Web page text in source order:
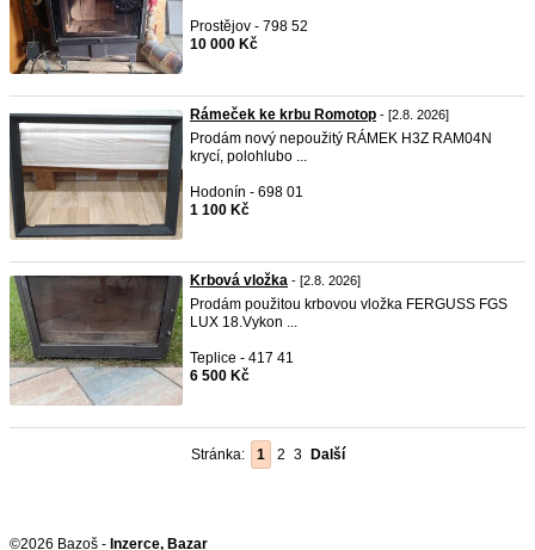
Prostějov - 798 52
10 000 Kč
Rámeček ke krbu Romotop - [2.8. 2026]
Prodám nový nepoužitý RÁMEK H3Z RAM04N
krycí, polohlubo ...
Hodonín - 698 01
1 100 Kč
Krbová vložka - [2.8. 2026]
Prodám použitou krbovou vložka FERGUSS FGS
LUX 18.Vykon ...
Teplice - 417 41
6 500 Kč
Stránka: 1 2 3 Další
©2026 Bazoš - Inzerce, Bazar